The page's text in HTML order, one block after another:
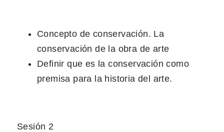
Concepto de conservación. La
conservación de la obra de arte
Definir que es la conservación como
premisa para la historia del arte.
Sesión 2